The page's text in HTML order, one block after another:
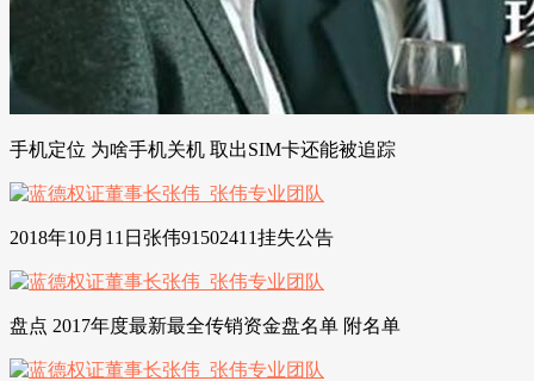
手机定位 为啥手机关机 取出SIM卡还能被追踪
2018年10月11日张伟91502411挂失公告
盘点 2017年度最新最全传销资金盘名单 附名单